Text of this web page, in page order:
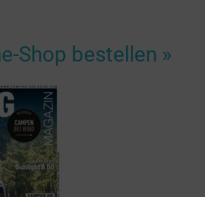
Shop bestellen »